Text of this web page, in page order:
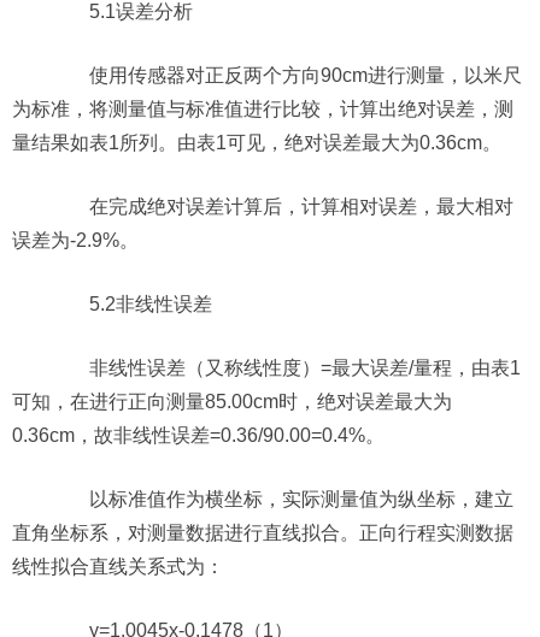
5.1误差分析
使用传感器对正反两个方向90cm进行测量，以米尺
为标准，将测量值与标准值进行比较，计算出绝对误差，测
量结果如表1所列。由表1可见，绝对误差最大为0.36cm。
在完成绝对误差计算后，计算相对误差，最大相对
误差为-2.9%。
5.2非线性误差
非线性误差（又称线性度）=最大误差/量程，由表1
可知，在进行正向测量85.00cm时，绝对误差最大为
0.36cm，故非线性误差=0.36/90.00=0.4%。
以标准值作为横坐标，实际测量值为纵坐标，建立
直角坐标系，对测量数据进行直线拟合。正向行程实测数据
线性拟合直线关系式为：
y=1.0045x-0.1478（1）